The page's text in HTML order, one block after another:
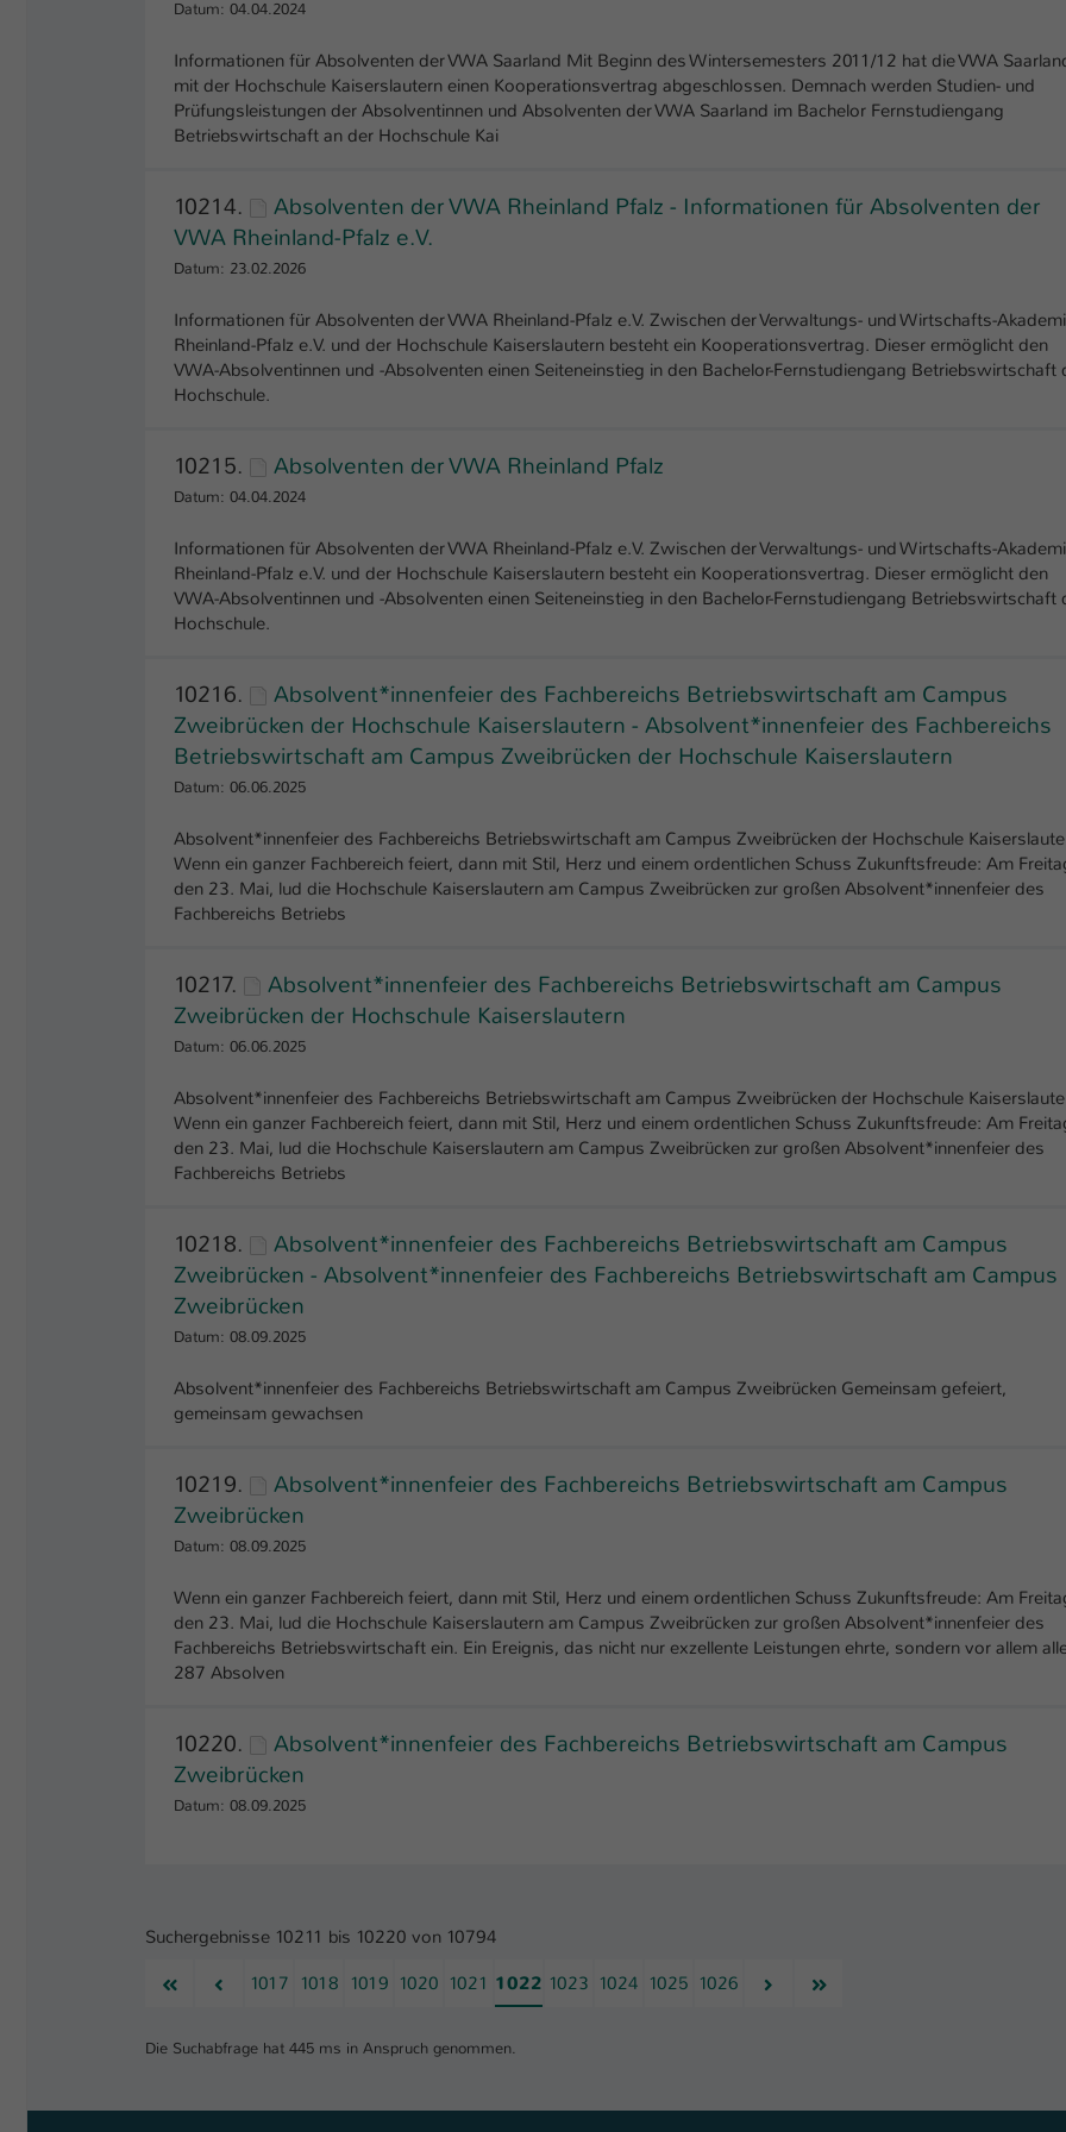
Datum: 04.04.2024
Informationen für Absolventen der VWA Saarland Mit Beginn des Wintersemesters 2011/12 hat die VWA
mit der Hochschule Kaiserslautern einen Kooperationsvertrag abgeschlossen. Demnach werden Studien- und
Prüfungsleistungen der Absolventinnen und Absolventen der VWA Saarland im Bachelor Fernstudiengang
Betriebswirtschaft an der Hochschule Kai
10214.
Absolventen der VWA Rheinland Pfalz - Informationen für Absolventen der
VWA Rheinland-Pfalz e.V.
Datum: 23.02.2026
Informationen für Absolventen der VWA Rheinland-Pfalz e.V. Zwischen der Verwaltungs- und Wirtschafts-
Rheinland-Pfalz e.V. und der Hochschule Kaiserslautern besteht ein Kooperationsvertrag. Dieser ermöglicht den
VWA-Absolventinnen und -Absolventen einen Seiteneinstieg in den Bachelor-Fernstudiengang Betriebswirtschaft
Hochschule.
10215. Absolventen der VWA Rheinland Pfalz
Datum: 04.04.2024
Informationen für Absolventen der VWA Rheinland-Pfalz e.V. Zwischen der Verwaltungs- und Wirtschafts-
Rheinland-Pfalz e.V. und der Hochschule Kaiserslautern besteht ein Kooperationsvertrag. Dieser ermöglicht den
VWA-Absolventinnen und -Absolventen einen Seiteneinstieg in den Bachelor-Fernstudiengang Betriebswirtschaft
Hochschule.
10216.
Absolvent*innenfeier des Fachbereichs Betriebswirtschaft am Campus
Zweibrücken der Hochschule Kaiserslautern - Absolvent*innenfeier des Fachbereichs
Betriebswirtschaft am Campus Zweibrücken der Hochschule Kaiserslautern
Datum: 06.06.2025
Absolvent*innenfeier des Fachbereichs Betriebswirtschaft am Campus Zweibrücken der Hochschule
Wenn ein ganzer Fachbereich feiert, dann mit Stil, Herz und einem ordentlichen Schuss Zukunftsfreude: Am
den 23. Mai, lud die Hochschule Kaiserslautern am Campus Zweibrücken zur großen Absolvent*innenfeier des
Fachbereichs Betriebs
10217.
Absolvent*innenfeier des Fachbereichs Betriebswirtschaft am Campus
Zweibrücken der Hochschule Kaiserslautern
Datum: 06.06.2025
Absolvent*innenfeier des Fachbereichs Betriebswirtschaft am Campus Zweibrücken der Hochschule
Wenn ein ganzer Fachbereich feiert, dann mit Stil, Herz und einem ordentlichen Schuss Zukunftsfreude: Am
den 23. Mai, lud die Hochschule Kaiserslautern am Campus Zweibrücken zur großen Absolvent*innenfeier des
Fachbereichs Betriebs
10218.
Absolvent*innenfeier des Fachbereichs Betriebswirtschaft am Campus
Zweibrücken - Absolvent*innenfeier des Fachbereichs Betriebswirtschaft am Campus
Zweibrücken
Datum: 08.09.2025
Absolvent*innenfeier des Fachbereichs Betriebswirtschaft am Campus Zweibrücken Gemeinsam gefeiert,
gemeinsam gewachsen
10219.
Absolvent*innenfeier des Fachbereichs Betriebswirtschaft am Campus
Zweibrücken
Datum: 08.09.2025
Wenn ein ganzer Fachbereich feiert, dann mit Stil, Herz und einem ordentlichen Schuss Zukunftsfreude: Am
den 23. Mai, lud die Hochschule Kaiserslautern am Campus Zweibrücken zur großen Absolvent*innenfeier des
Fachbereichs Betriebswirtschaft ein. Ein Ereignis, das nicht nur exzellente Leistungen ehrte, sondern vor allem
287 Absolven
10220.
Absolvent*innenfeier des Fachbereichs Betriebswirtschaft am Campus
Zweibrücken
Datum: 08.09.2025
Suchergebnisse 10211 bis 10220 von 10794
Erste
Vorherige
1017 1018 1019 1020 1021 1022 1023 1024 1025 1026 NächsteLetzte
Die Suchabfrage hat 445 ms in Anspruch genommen.
Name fe_typo_user / PHPSESSID
Laufzeit 1 Woche
Zweck
Logins die Session-ID. So kann der eingeloggte
Benutzer wiedererkannt werden und es wird
ihm Zugang zu geschützten Bereichen gewährt.
Laufzeit 1 Tag
Dieser Cookie teilt der Webseite mit, ob ein